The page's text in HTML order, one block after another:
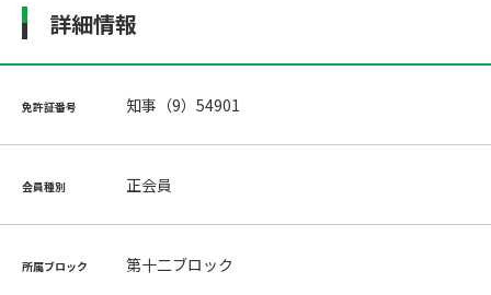
詳細情報
免許証番号 知事（9）54901
会員種別 正会員
所属ブロック 第十二ブロック